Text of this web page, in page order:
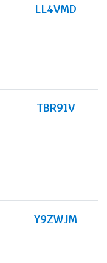
LL4VMD
TBR91V
Y9ZWJM